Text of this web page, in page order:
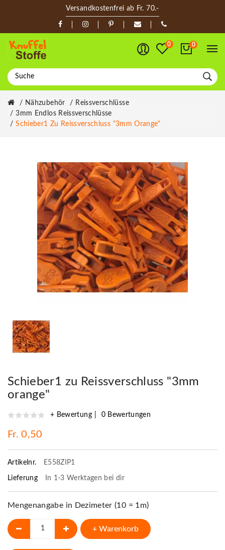
Versandkostenfrei ab Fr. 70.-
0 0
Nähzubehör
Reissverschlüsse
3mm Endlos Reissverschlüsse
Schieber1 Zu Reissverschluss "3mm Orange"
Schieber1 zu Reissverschluss "3mm
orange"
+ Bewertung 0 Bewertungen
Fr. 0,50
Artikelnr. E558ZIP1
Lieferung In 1-3 Werktagen bei dir
Mengenangabe in Dezimeter (10 = 1m)
+ Warenkorb